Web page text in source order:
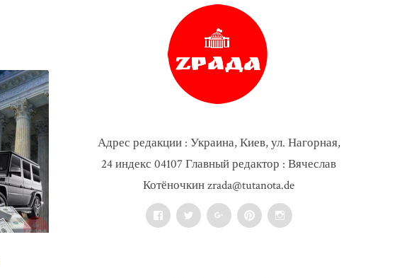
Адрес редакции : Украина, Киев, ул. Нагорная,
24 индекс 04107 Главный редактор : Вячеслав
Котёночкин zrada@tutanota.de
FacebookTwitter Google+PinterestInstagram